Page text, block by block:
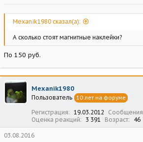
Mexanik1980 сказал(а):
А сколько стоят магнитные наклейки?
По 150 руб.
Mexanik1980
Пользователь 10 лет на форуме
Регистрация 19.03.2012 Сообщения
Оценка реакций
3 391 Возраст 46
03.08.2016